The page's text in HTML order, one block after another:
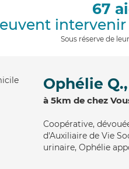
67
intervenir
Sous réserve de
Ophélie Q.,
à 5km de chez
Coopérative,
d'Auxiliaire de Vie
urinaire, Ophélie